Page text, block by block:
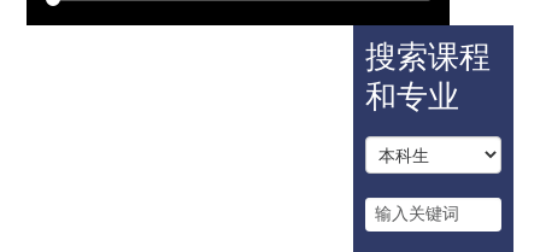
搜索课程
和专业